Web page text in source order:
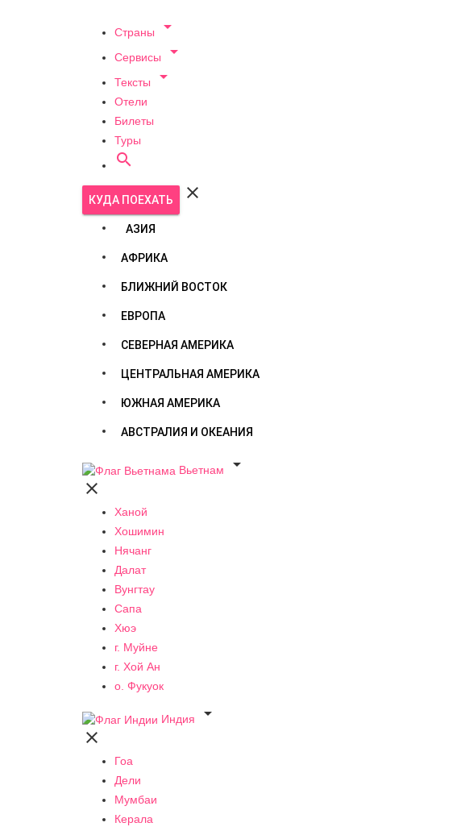
Страны 
Сервисы 
Тексты 
Отели
Билеты
Туры

КУДА ПОЕХАТЬ 
АЗИЯ
АФРИКА
БЛИЖНИЙ ВОСТОК
ЕВРОПА
СЕВЕРНАЯ АМЕРИКА
ЦЕНТРАЛЬНАЯ АМЕРИКА
ЮЖНАЯ АМЕРИКА
АВСТРАЛИЯ И ОКЕАНИЯ
Вьетнам


Ханой
Хошимин
Нячанг
Далат
Вунгтау
Сапа
Хюэ
г. Муйне
г. Хой Ан
о. Фукуок
Индия


Гоа
Дели
Мумбаи
Керала